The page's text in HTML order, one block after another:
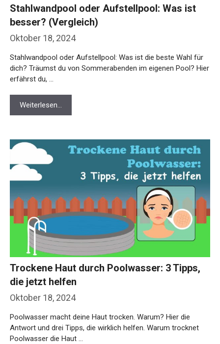
Oktober 18, 2024
Stahlwandpool oder Aufstellpool: Was ist
besser? (Vergleich)
Stahlwandpool oder Aufstellpool: Was ist die beste Wahl für
dich? Träumst du von Sommerabenden im eigenen Pool? Hier
erfährst du, …
Weiterlesen…
Oktober 18, 2024
Trockene Haut durch Poolwasser: 3 Tipps,
die jetzt helfen
Poolwasser macht deine Haut trocken. Warum? Hier die
Antwort und drei Tipps, die wirklich helfen. Warum trocknet
Poolwasser die Haut …